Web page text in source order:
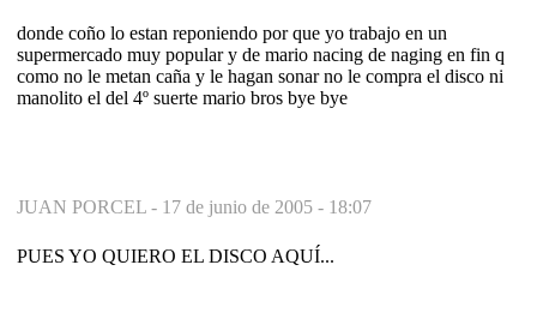
donde coño lo estan reponiendo por que yo trabajo en un
supermercado muy popular y de mario nacing de naging en fin q
como no le metan caña y le hagan sonar no le compra el disco ni
manolito el del 4º suerte mario bros bye bye
JUAN PORCEL - 17 de junio de 2005 - 18:07
PUES YO QUIERO EL DISCO AQUÍ...